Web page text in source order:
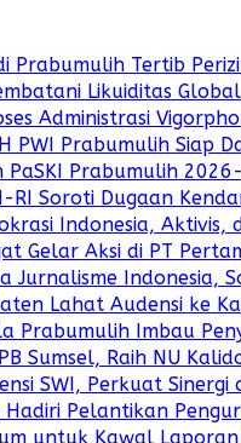
Prabumulih Tertib
Likuiditas
Administrasi
PWI Prabumulih Siap
PaSKI Prabumulih
RI Soroti Dugaan
Indonesia,
Gelar Aksi di PT
Jurnalisme Indonesia,
Lahat Audensi ke
Prabumulih Imbau
Sumsel, Raih NU
SWI, Perkuat Sinergi
Pelantikan
untuk Kawal